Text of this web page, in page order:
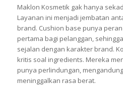
Maklon Kosmetik gak hanya
Layanan ini menjadi jembatan
brand. Cushion base punya
pertama bagi pelanggan,
sejalan dengan karakter brand.
kritis soal ingredients. Mereka
punya perlindungan,
meninggalkan rasa berat.